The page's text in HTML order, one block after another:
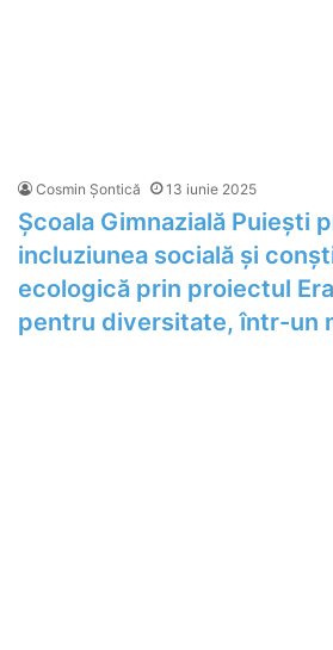
Cosmin Șontică 13 iunie 2025
Școala Gimnazială Puiești
incluziunea socială și
ecologică prin proiectul
pentru diversitate, într-un